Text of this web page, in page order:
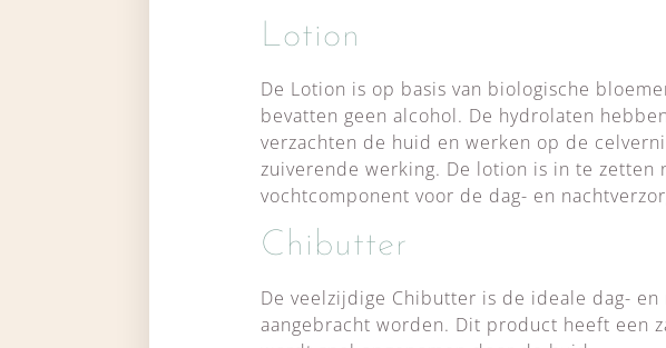
Lotion
De Lotion is op basis van biologische
bevatten geen alcohol. De hydrolaten
verzachten de huid en werken op de
zuiverende werking. De lotion is in te zetten
vochtcomponent voor de dag- en
Chibutter
De veelzijdige Chibutter is de ideale dag-
aangebracht worden. Dit product heeft een